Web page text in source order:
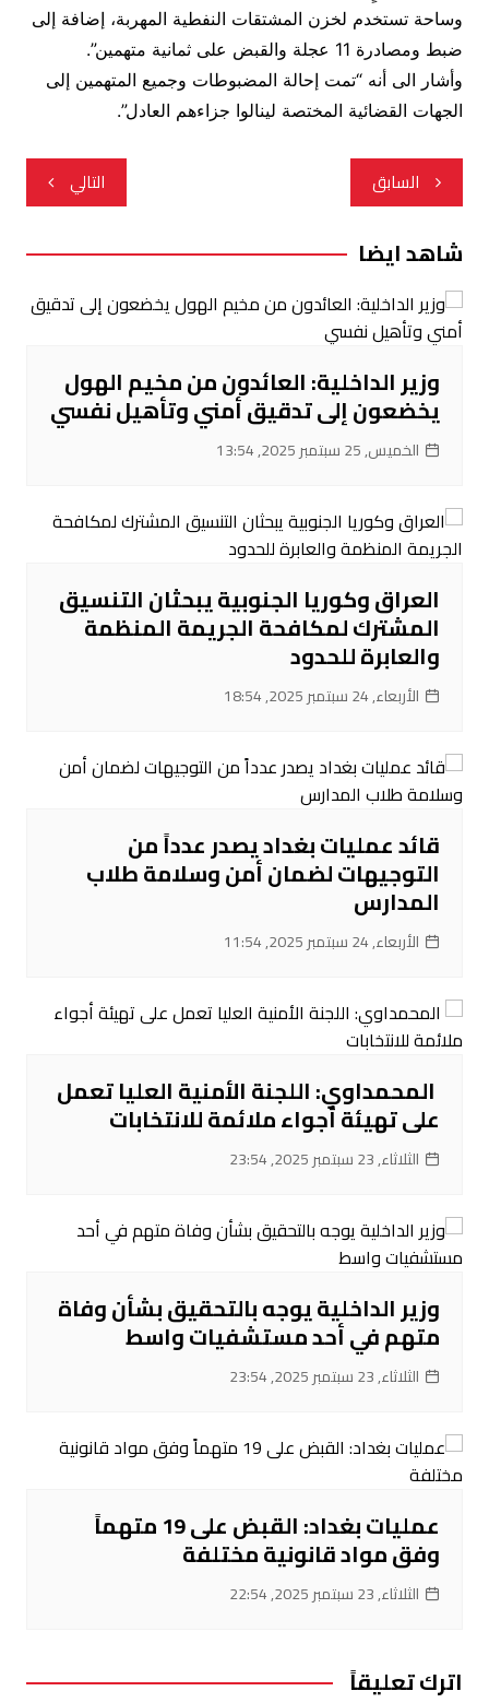
وساحة تستخدم لخزن المشتقات النفطية المهربة، إضافة إلى
ضبط ومصادرة 11 عجلة والقبض على ثمانية متهمين”.
وأشار الى أنه “تمت إحالة المضبوطات وجميع المتهمين إلى
الجهات القضائية المختصة لينالوا جزاءهم العادل”.
تصفّح
المقالات
السابق التالي
شاهد ايضا
وزير الداخلية: العائدون من مخيم الهول
يخضعون إلى تدقيق أمني وتأهيل نفسي
الخميس, 25 سبتمبر 2025, 13:54
العراق وكوريا الجنوبية يبحثان التنسيق
المشترك لمكافحة الجريمة المنظمة
والعابرة للحدود
الأربعاء, 24 سبتمبر 2025, 18:54
قائد عمليات بغداد يصدر عدداً من
التوجيهات لضمان أمن وسلامة طلاب
المدارس
الأربعاء, 24 سبتمبر 2025, 11:54
‌ المحمداوي: اللجنة الأمنية العليا تعمل
على تهيئة أجواء ملائمة للانتخابات
الثلاثاء, 23 سبتمبر 2025, 23:54
‌وزير الداخلية يوجه بالتحقيق بشأن وفاة
متهم في أحد مستشفيات واسط
الثلاثاء, 23 سبتمبر 2025, 23:54
عمليات بغداد: القبض على 19 متهماً
وفق مواد قانونية مختلفة
الثلاثاء, 23 سبتمبر 2025, 22:54
اترك تعليقاً